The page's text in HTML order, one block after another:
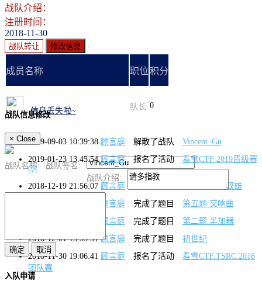
战队介绍：
注册时间：
2018-11-30
战队转让 修改信息
成员名称 职位积分
信息丢失啦~ 队长 0
2019-09-03 10:39:38 顾言庭 解散了战队
Vincent_Gu
2019-01-23 13:45:54 顾言庭 报名了活动
看雪CTF 2019晋级赛
Q1
2018-12-19 21:56:07 顾言庭
第十题 侠义双雄
顾言庭 完成了题目
第五题 交响曲
顾言庭 完成了题目
第二题 半加器
2018-12-01 13:55:31 顾言庭 完成了题目
初世纪
2018-11-30 19:06:41 顾言庭 报名了活动
看雪CTF.TSRC 2018
团队赛
战队信息修改
× Close
战队名称:
战队签名:
战队介绍:
入队申请